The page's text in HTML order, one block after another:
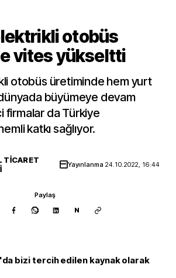
otobüs
vites yükseltti
otobüs üretiminde hem yurt
büyümeye devam
firmalar da Türkiye
katkı sağlıyor.
TICARET
Yayınlanma 24.10.2022, 16:44
Paylaş
N
bizi tercih edilen kaynak olarak